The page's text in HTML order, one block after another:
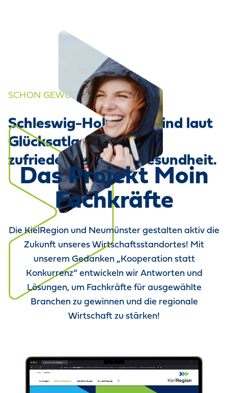
SCHON GEWUSST?
Schleswig-Holsteiner sind laut
Glücksatlas besonders
zufrieden mit ihrer Gesundheit.
Das Projekt Moin
Fachkräfte
Die KielRegion und Neumünster gestalten aktiv die
Zukunft unseres Wirtschaftsstandortes! Mit
unserem Gedanken „Kooperation statt
Konkurrenz“ entwickeln wir Antworten und
Lösungen, um Fachkräfte für ausgewählte
Branchen zu gewinnen und die regionale
Wirtschaft zu stärken!